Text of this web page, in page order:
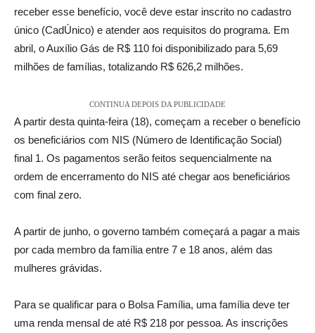
receber esse benefício, você deve estar inscrito no cadastro
único (CadÚnico) e atender aos requisitos do programa. Em
abril, o Auxílio Gás de R$ 110 foi disponibilizado para 5,69
milhões de famílias, totalizando R$ 626,2 milhões.
CONTINUA DEPOIS DA PUBLICIDADE
A partir desta quinta-feira (18), começam a receber o benefício
os beneficiários com NIS (Número de Identificação Social)
final 1. Os pagamentos serão feitos sequencialmente na
ordem de encerramento do NIS até chegar aos beneficiários
com final zero.
A partir de junho, o governo também começará a pagar a mais
por cada membro da família entre 7 e 18 anos, além das
mulheres grávidas.
Para se qualificar para o Bolsa Família, uma família deve ter
uma renda mensal de até R$ 218 por pessoa. As inscrições